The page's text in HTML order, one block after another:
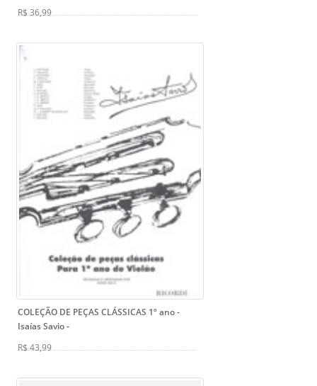
R$ 36,99
COLEÇÃO DE PEÇAS CLÁSSICAS 1º ano -
Isaías Savio-
R$ 43,99